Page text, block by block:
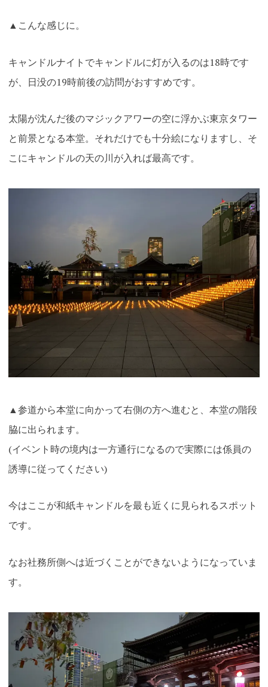
▲こんな感じに。
キャンドルナイトでキャンドルに灯が入るのは18時です
が、日没の19時前後の訪問がおすすめです。
太陽が沈んだ後のマジックアワーの空に浮かぶ東京タワー
と前景となる本堂。それだけでも十分絵になりますし、そ
こにキャンドルの天の川が入れば最高です。
▲参道から本堂に向かって右側の方へ進むと、本堂の階段
脇に出られます。
(イベント時の境内は一方通行になるので実際には係員の
誘導に従ってください)
今はここが和紙キャンドルを最も近くに見られるスポット
です。
なお社務所側へは近づくことができないようになっていま
す。